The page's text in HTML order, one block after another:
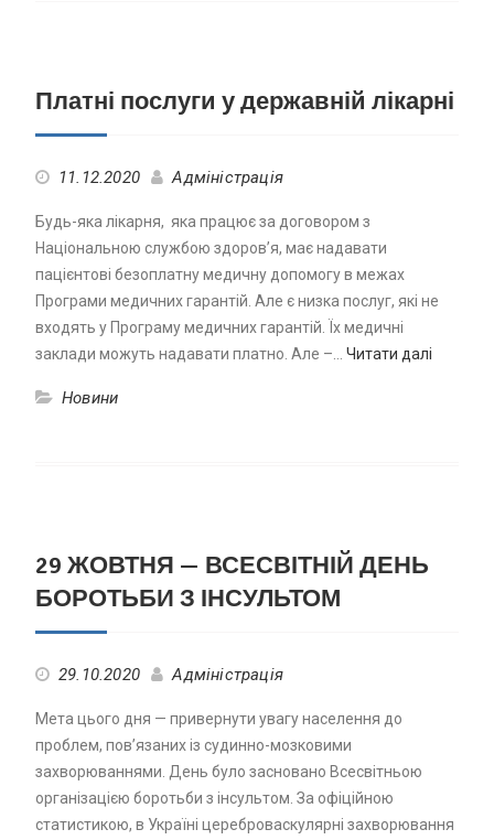
Платні послуги у державній лікарні
11.12.2020 Адміністрація
Будь-яка лікарня, яка працює за договором з
Національною службою здоров’я, має надавати
пацієнтові безоплатну медичну допомогу в межах
Програми медичних гарантій. Але є низка послуг, які не
входять у Програму медичних гарантій. Їх медичні
заклади можуть надавати платно. Але –… Читати далі
Новини
29 ЖОВТНЯ — ВСЕСВІТНІЙ ДЕНЬ
БОРОТЬБИ З ІНСУЛЬТОМ
29.10.2020 Адміністрація
Мета цього дня — привернути увагу населення до
проблем, пов’язаних із судинно-мозковими
захворюваннями. День було засновано Всесвітньою
організацією боротьби з інсультом. За офіційною
статистикою, в Україні цереброваскулярні захворювання